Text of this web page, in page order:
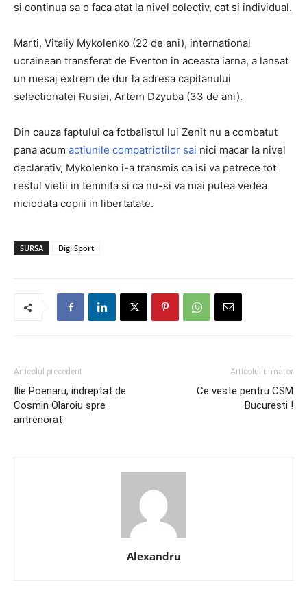
si continua sa o faca atat la nivel colectiv, cat si individual.
Marti, Vitaliy Mykolenko (22 de ani), international
ucrainean transferat de Everton in aceasta iarna, a lansat
un mesaj extrem de dur la adresa capitanului
selectionatei Rusiei, Artem Dzyuba (33 de ani).
Din cauza faptului ca fotbalistul lui Zenit nu a combatut
pana acum actiunile compatriotilor sai nici macar la nivel
declarativ, Mykolenko i-a transmis ca isi va petrece tot
restul vietii in temnita si ca nu-si va mai putea vedea
niciodata copiii in libertatate.
SURSA Digi Sport
Articolul precedent
Ilie Poenaru, indreptat de
Cosmin Olaroiu spre
antrenorat
Articolul urmator
Ce veste pentru CSM
Bucuresti !
Alexandru